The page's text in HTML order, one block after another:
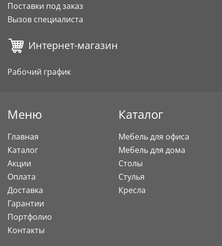
Поставки под заказ
Вызов специалиста
Интернет-магазин
Рабочий график
Меню
Главная
Каталог
Акции
Оплата
Доставка
Гарантии
Портфолио
Контакты
Каталог
Мебель для офиса
Мебель для дома
Столы
Стулья
Кресла